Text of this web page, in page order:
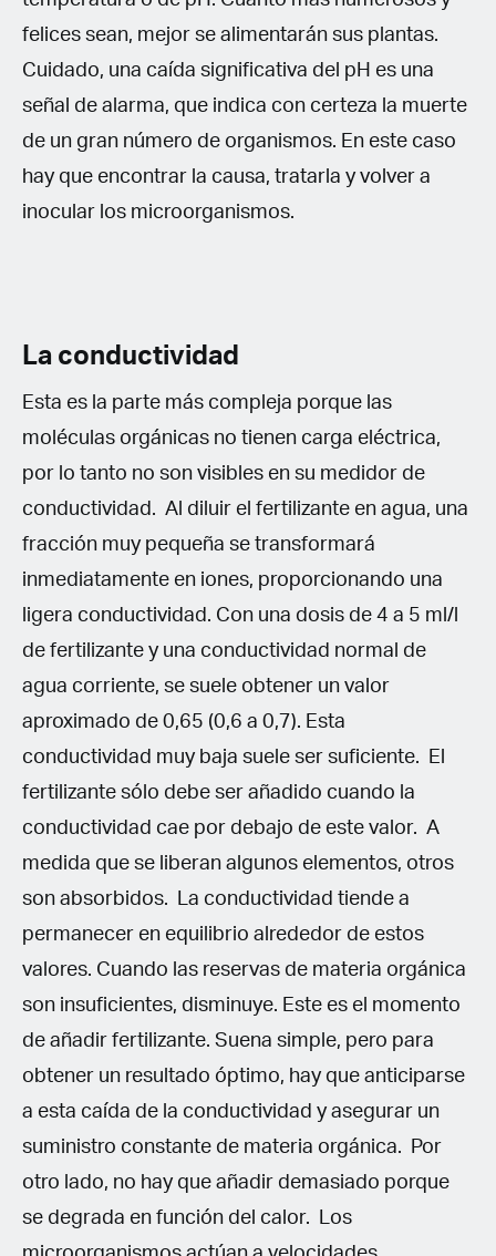
felices sean, mejor se alimentarán sus plantas.
Cuidado, una caída significativa del pH es una
señal de alarma, que indica con certeza la muerte
de un gran número de organismos. En este caso
hay que encontrar la causa, tratarla y volver a
inocular los microorganismos.
La conductividad
Esta es la parte más compleja porque las
moléculas orgánicas no tienen carga eléctrica,
por lo tanto no son visibles en su medidor de
conductividad. Al diluir el fertilizante en agua, una
fracción muy pequeña se transformará
inmediatamente en iones, proporcionando una
ligera conductividad. Con una dosis de 4 a 5 ml/l
de fertilizante y una conductividad normal de
agua corriente, se suele obtener un valor
aproximado de 0,65 (0,6 a 0,7). Esta
conductividad muy baja suele ser suficiente. El
fertilizante sólo debe ser añadido cuando la
conductividad cae por debajo de este valor. A
medida que se liberan algunos elementos, otros
son absorbidos. La conductividad tiende a
permanecer en equilibrio alrededor de estos
valores. Cuando las reservas de materia orgánica
son insuficientes, disminuye. Este es el momento
de añadir fertilizante. Suena simple, pero para
obtener un resultado óptimo, hay que anticiparse
a esta caída de la conductividad y asegurar un
suministro constante de materia orgánica. Por
otro lado, no hay que añadir demasiado porque
se degrada en función del calor. Los